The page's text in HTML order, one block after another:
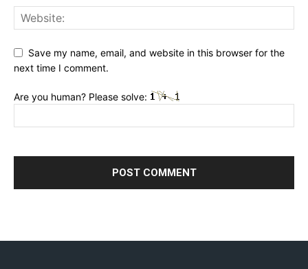
Save my name, email, and website in this browser for the
next time I comment.
Are you human? Please solve: